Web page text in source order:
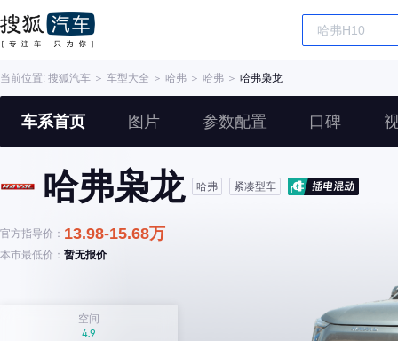
当前位置: 搜狐汽车 ＞ 车型大全 ＞ 哈弗 ＞ 哈弗 ＞ 哈弗枭龙
车系首页 图片 参数配置 口碑
哈弗枭龙 哈弗 紧凑型车
官方指导价： 13.98-15.68万
本市最低价： 暂无报价